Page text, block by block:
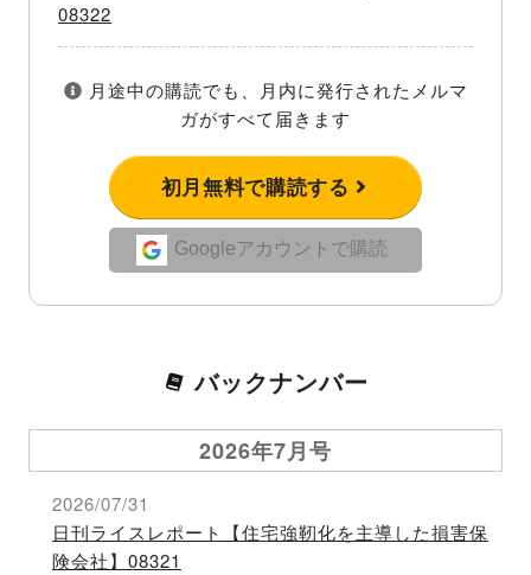
08322
月途中の購読でも、月内に発行されたメルマ
ガがすべて届きます
初月無料で購読する
Googleアカウントで購読
バックナンバー
2026年7月号
2026/07/31
日刊ライスレポート【住宅強靭化を主導した損害保
険会社】08321